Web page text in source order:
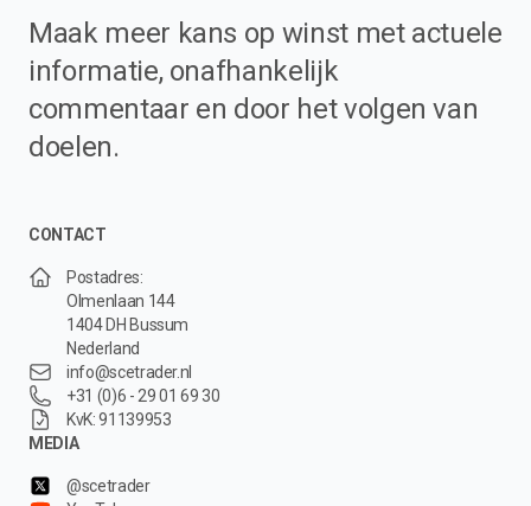
Maak meer kans op winst met actuele
informatie, onafhankelijk
commentaar en door het volgen van
doelen.
CONTACT
Postadres:
Olmenlaan 144
1404 DH Bussum
Nederland
info@scetrader.nl
+31 (0)6 - 29 01 69 30
KvK: 91139953
MEDIA
@scetrader